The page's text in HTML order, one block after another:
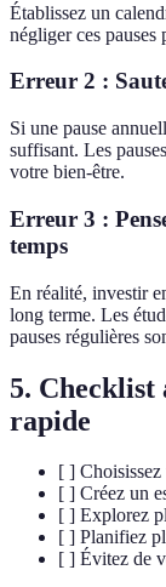
Établissez un
négliger ces pauses
Erreur 2 :
Si une pause
suffisant. Les
votre bien-être.
Erreur 3 :
temps
En réalité, investir
long terme. Les
pauses régulières
5. Checklist
rapide
[ ]
[ ] Créez un
[ ] Explorez
[ ] Planifiez
[ ] Évitez de